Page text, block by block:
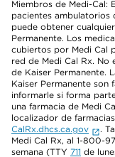
Miembros de Medi-Cal:
pacientes ambulatorios
puede obtener
Permanente. Los
cubiertos por Medi Cal
red de Medi Cal Rx. No
de Kaiser Permanente.
Kaiser Permanente son
informarle si forma
una farmacia de Medi
localizador de
CalRx.dhcs.ca.gov
.
Medi Cal Rx, al 1-800-
semana (TTY 711 de